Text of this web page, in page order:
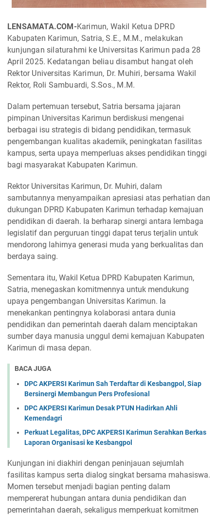
LENSAMATA.COM-Karimun, Wakil Ketua DPRD
Kabupaten Karimun, Satria, S.E., M.M., melakukan
kunjungan silaturahmi ke Universitas Karimun pada 28
April 2025. Kedatangan beliau disambut hangat oleh
Rektor Universitas Karimun, Dr. Muhiri, bersama Wakil
Rektor, Roli Sambuardi, S.Sos., M.M.
Dalam pertemuan tersebut, Satria bersama jajaran
pimpinan Universitas Karimun berdiskusi mengenai
berbagai isu strategis di bidang pendidikan, termasuk
pengembangan kualitas akademik, peningkatan fasilitas
kampus, serta upaya memperluas akses pendidikan tinggi
bagi masyarakat Kabupaten Karimun.
Rektor Universitas Karimun, Dr. Muhiri, dalam
sambutannya menyampaikan apresiasi atas perhatian dan
dukungan DPRD Kabupaten Karimun terhadap kemajuan
pendidikan di daerah. Ia berharap sinergi antara lembaga
legislatif dan perguruan tinggi dapat terus terjalin untuk
mendorong lahirnya generasi muda yang berkualitas dan
berdaya saing.
Sementara itu, Wakil Ketua DPRD Kabupaten Karimun,
Satria, menegaskan komitmennya untuk mendukung
upaya pengembangan Universitas Karimun. Ia
menekankan pentingnya kolaborasi antara dunia
pendidikan dan pemerintah daerah dalam menciptakan
sumber daya manusia unggul demi kemajuan Kabupaten
Karimun di masa depan.
BACA JUGA
DPC AKPERSI Karimun Sah Terdaftar di Kesbangpol, Siap
Bersinergi Membangun Pers Profesional
DPC AKPERSI Karimun Desak PTUN Hadirkan Ahli
Kemendagri
Perkuat Legalitas, DPC AKPERSI Karimun Serahkan Berkas
Laporan Organisasi ke Kesbangpol
Kunjungan ini diakhiri dengan peninjauan sejumlah
fasilitas kampus serta dialog singkat bersama mahasiswa.
Momen tersebut menjadi bagian penting dalam
mempererat hubungan antara dunia pendidikan dan
pemerintahan daerah, sekaligus memperkuat komitmen